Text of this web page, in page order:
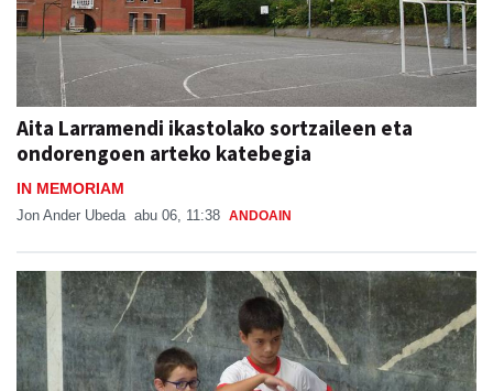
Aita Larramendi ikastolako sortzaileen eta
ondorengoen arteko katebegia
IN MEMORIAM
Jon Ander Ubeda abu 06, 11:38 ANDOAIN